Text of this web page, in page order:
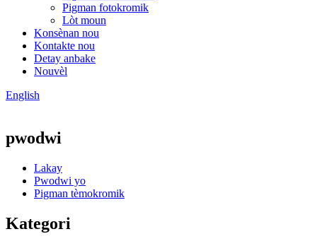
Pigman fotokromik
Lòt moun
Konsènan nou
Kontakte nou
Detay anbake
Nouvèl
English
pwodwi
Lakay
Pwodwi yo
Pigman tèmokromik
Kategori